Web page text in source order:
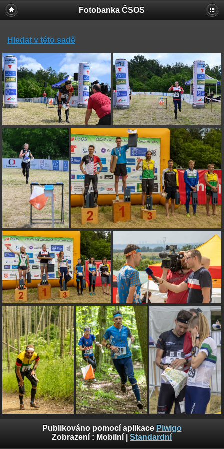
Fotobanka ČSOS
Hledat v této sadě
Publikováno pomocí aplikace Piwigo
Zobrazení : Mobilní Standardní